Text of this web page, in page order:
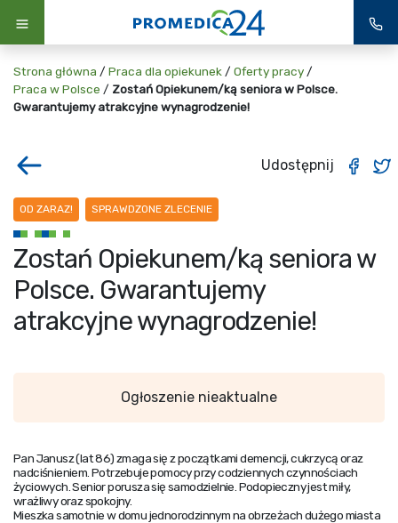
Strona główna / Praca dla opiekunek / Oferty pracy /
Praca w Polsce / Zostań Opiekunem/ką seniora w Polsce.
Gwarantujemy atrakcyjne wynagrodzenie!
Udostępnij
OD ZARAZ! SPRAWDZONE ZLECENIE
Zostań Opiekunem/ką seniora w
Polsce. Gwarantujemy
atrakcyjne wynagrodzenie!
Ogłoszenie nieaktualne
Pan Janusz (lat 86) zmaga się z początkami demencji, cukrzycą oraz
nadciśnieniem. Potrzebuje pomocy przy codziennych czynnościach
życiowych. Senior porusza się samodzielnie. Podopieczny jest miły,
wrażliwy oraz spokojny.
Mieszka samotnie w domu jednorodzinnym na obrzeżach dużego miasta